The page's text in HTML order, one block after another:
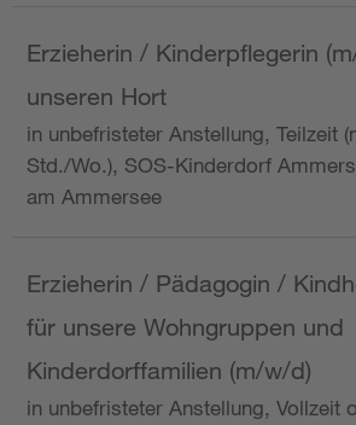
Erzieherin / Kinderpflegerin
unseren Hort
in unbefristeter Anstellung, Teilzeit
Std./Wo.), SOS-Kinderdorf
am Ammersee
Erzieherin / Pädagogin /
für unsere Wohngruppen und
Kinderdorffamilien (m/w/d)
in unbefristeter Anstellung, Vollzeit